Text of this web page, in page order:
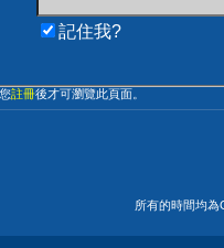
記住我?
註冊後才可瀏覽此頁面。
所有的時間均為